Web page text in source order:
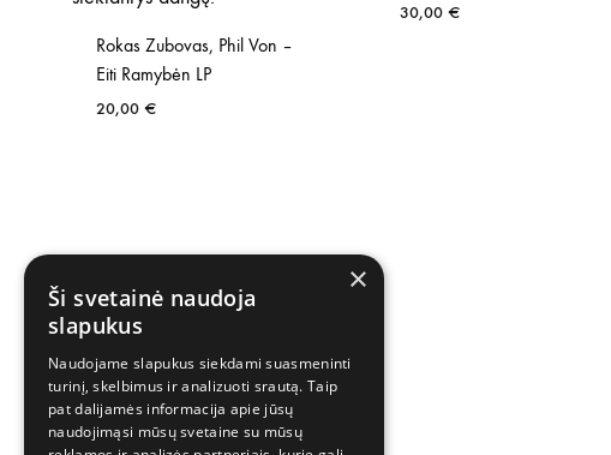
Rokas Zubovas, Phil Von –
Eiti Ramybėn LP
20,00 €
30,00 €
×
Ši svetainė naudoja
slapukus
Naudojame slapukus siekdami suasmeninti
turinį, skelbimus ir analizuoti srautą. Taip
pat dalijamės informacija apie jūsų
naudojimąsi mūsų svetaine su mūsų